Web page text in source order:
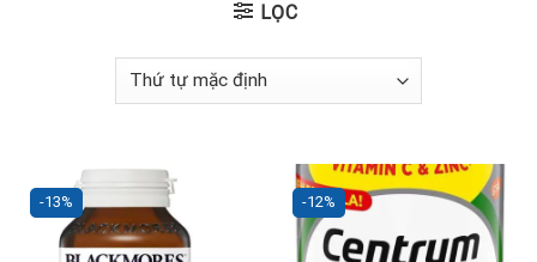
LỌC
-13% -12%